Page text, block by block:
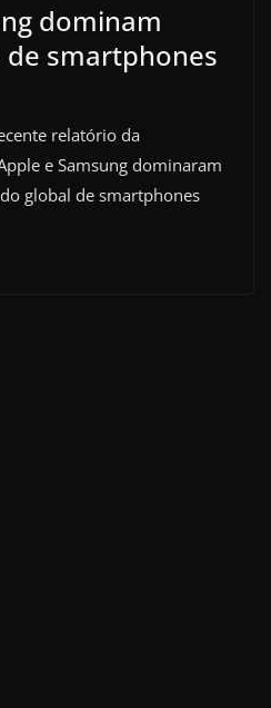
dominam
de smartphones
relatório da
e Samsung dominaram
global de smartphones